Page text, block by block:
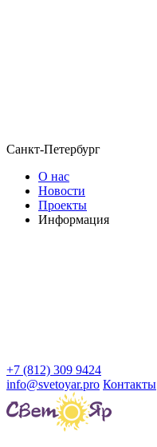
Санкт-Петербург
О нас
Новости
Проекты
Информация
+7 (812) 309 9424
info@svetoyar.pro Контакты